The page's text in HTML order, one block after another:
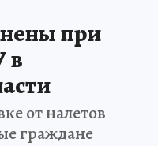
при
в
от налетов
граждане